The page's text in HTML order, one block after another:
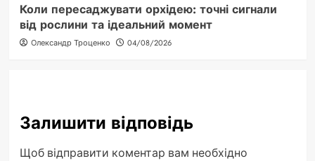
Коли пересаджувати орхідею: точні сигнали
від рослини та ідеальний момент
Олександр Троценко 04/08/2026
Залишити відповідь
Щоб відправити коментар вам необхідно